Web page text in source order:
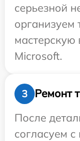
серьезной
организуем
мастерскую
Microsoft.
3
Ремонт
После
согласуем